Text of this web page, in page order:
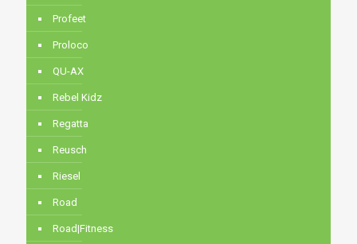
Profeet
Proloco
QU-AX
Rebel Kidz
Regatta
Reusch
Riesel
Road
Road|Fitness